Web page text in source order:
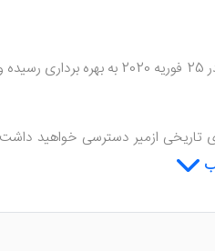
در مرکز شهر قرار گرفته و دارای 5 طبقه
ازمیر دسترسی خواهید